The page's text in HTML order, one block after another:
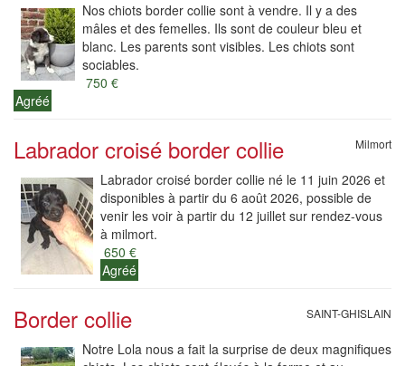
Nos chiots border collie sont à vendre. Il y a des
mâles et des femelles. Ils sont de couleur bleu et
blanc. Les parents sont visibles. Les chiots sont
sociables.
750 €
Agréé
Labrador croisé border collie Milmort
Labrador croisé border collie né le 11 juin 2026 et
disponibles à partir du 6 août 2026, possible de
venir les voir à partir du 12 juillet sur rendez-vous
à milmort.
650 €
Agréé
Border collie SAINT-GHISLAIN
Notre Lola nous a fait la surprise de deux magnifiques